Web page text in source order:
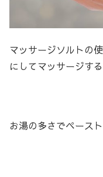
マッサージソルトの
にしてマッサージす
お湯の多さでペース